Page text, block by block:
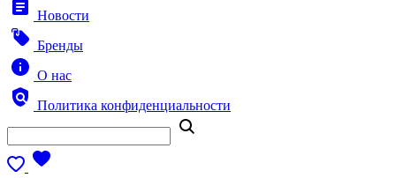
Новости
Бренды
О нас
Политика конфиденциальности